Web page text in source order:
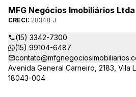
comerciais, terrenos etc. para
podem ser feitas por telefone,
pela pesquisa para Vendas. Um módulo de super busca irá
pesquisar entre as ofertas o imóvel
você procura. em instantes você terá
resultado, podendo, inclusive marcar
outros parâmetros. Caso não exista uma oferta que preencha
seus requisitos, você poderá
MFG Negócios Imobiliários Ltda
CRECI: 28348-J
(15) 3342-7300
(15) 99104-6487
Avenida General Carneiro, 2183, Vila
18043-004